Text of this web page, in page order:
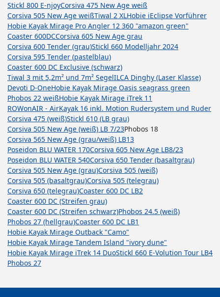
Stickl 800 E-njoyCorsiva 475 New Age weiß
Corsiva 505 New Age weißTiwal 2 XLHobie iEclipse Vorführer
Hobie Kayak Mirage Pro Angler 12 360 "amazon green"
Coaster 600DCCorsiva 605 New Age grau
Corsiva 600 Tender (grau)Stickl 660 Modelljahr 2024
Corsiva 595 Tender (pastelblau)
Coaster 600 DC Exclusive (schwarz)
Tiwal 3 mit 5,2m² und 7m² SegelILCA Dinghy (Laser Klasse)
Devoti D-OneHobie Kayak Mirage Oasis seagrass green
Phobos 22 weißHobie Kayak Mirage iTrek 11
ROWonAIR - AirKayak 16 inkl. Motion Rudersystem und Ruder
Corsiva 475 (weiß)Stickl 610 (LB grau)
Corsiva 505 New Age (weiß) LB 7/23Phobos 18
Corsiva 565 New Age (grau/weiß) LB13
Poseidon BLU WATER 170Corsiva 605 New Age LB8/23
Poseidon BLU WATER 540Corsiva 650 Tender (basaltgrau)
Corsiva 505 New Age (grau)Corsiva 505 (weiß)
Corsiva 505 (basaltgrau)Corsiva 505 (telegrau)
Corsiva 650 (telegrau)Coaster 600 DC LB2
Coaster 600 DC (Streifen grau)
Coaster 600 DC (Streifen schwarz)Phobos 24.5 (weiß)
Phobos 27 (hellgrau)Coaster 600 DC LB1
Hobie Kayak Mirage Outback "Camo"
Hobie Kayak Mirage Tandem Island "ivory dune"
Hobie Kayak Mirage iTrek 14 DuoStickl 660 E-Volution Tour LB4
Phobos 27